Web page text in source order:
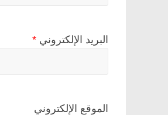
البريد الإلكتروني *
الموقع الإلكتروني